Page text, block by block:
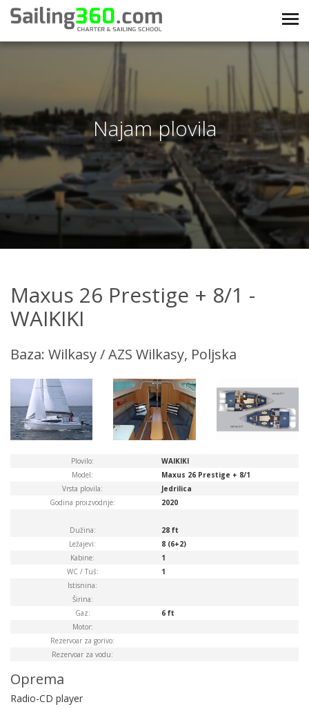
Najam plovila
Maxus 26 Prestige + 8/1 -
WAIKIKI
Baza: Wilkasy / AZS Wilkasy, Poljska
Plovilo:
WAIKIKI
Model:
Maxus 26 Prestige + 8/1
Vrsta plovila:
Jedrilica
Godina proizvodnje:
2020
Dužina:
28 ft
Ležajevi:
8 (6+2)
Kabine:
1
WC / Tuš:
1
Istisnina:
Širina:
Gaz:
6 ft
Motor:
Rezervoar za gorivo:
Rezervoar za vodu:
Oprema
Radio-CD player